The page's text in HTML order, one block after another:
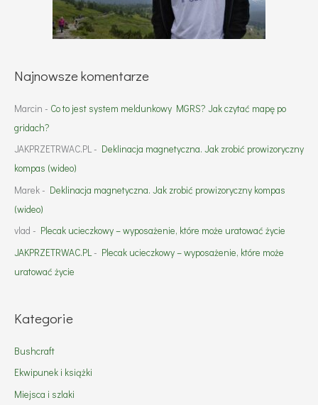
Najnowsze komentarze
Marcin - Co to jest system meldunkowy MGRS? Jak czytać mapę po
gridach?
JAKPRZETRWAC.PL - Deklinacja magnetyczna. Jak zrobić prowizoryczny
kompas (wideo)
Marek - Deklinacja magnetyczna. Jak zrobić prowizoryczny kompas
(wideo)
vlad - Plecak ucieczkowy – wyposażenie, które może uratować życie
JAKPRZETRWAC.PL - Plecak ucieczkowy – wyposażenie, które może
uratować życie
Kategorie
Bushcraft
Ekwipunek i książki
Miejsca i szlaki